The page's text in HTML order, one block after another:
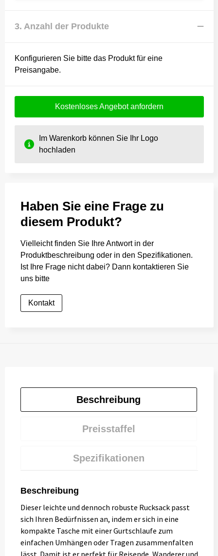
3. Anzahl der Produkte
Konfigurieren Sie bitte das Produkt für eine
Preisangabe.
Kostenloses Angebot anfordern
Im Warenkorb können Sie Ihr Logo
hochladen
Haben Sie eine Frage zu
diesem Produkt?
Vielleicht finden Sie Ihre Antwort in der
Produktbeschreibung oder in den Spezifikationen.
Ist Ihre Frage nicht dabei? Dann kontaktieren Sie
uns bitte
Kontakt
Beschreibung
Preisstaffel
Spezifikationen
Beschreibung
Dieser leichte und dennoch robuste Rucksack passt
sich Ihren Bedürfnissen an, indem er sich in eine
kompakte Tasche mit einer Gurtschlaufe zum
einfachen Umhängen oder Tragen zusammenfalten
lässt. Damit ist er perfekt für Reisende, Wanderer und